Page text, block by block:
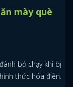
mày què
bỏ chạy khi bị
thức hóa điên.